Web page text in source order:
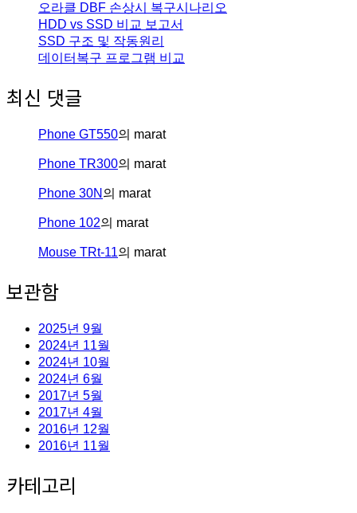
오라클 DBF 손상시 복구시나리오
HDD vs SSD 비교 보고서
SSD 구조 및 작동원리
데이터복구 프로그램 비교
최신 댓글
Phone GT550의 marat
Phone TR300의 marat
Phone 30N 의 marat
Phone 102의 marat
Mouse TRt-11의 marat
보관함
2025년 9월
2024년 11월
2024년 10월
2024년 6월
2017년 5월
2017년 4월
2016년 12월
2016년 11월
카테고리